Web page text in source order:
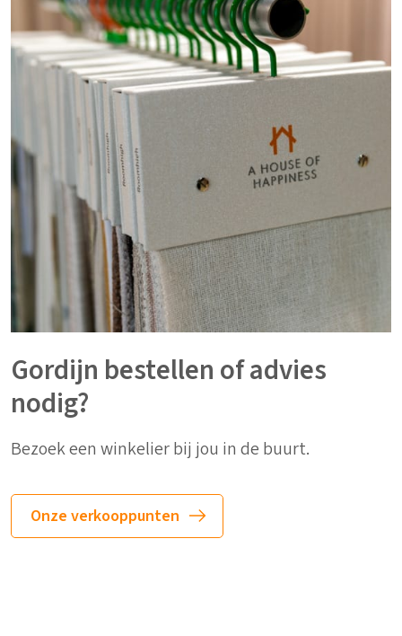
Gordijn bestellen of advies
nodig?
Bezoek een winkelier bij jou in de buurt.
Onze verkooppunten